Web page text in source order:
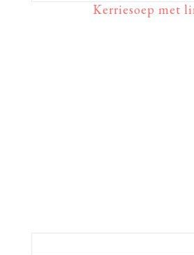
Kerriesoep met